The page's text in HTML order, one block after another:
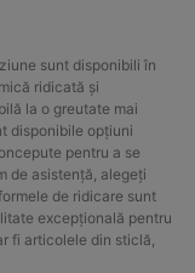
sunt disponibili în
ridicată și
la o greutate mai
disponibile opțiuni
pentru a se
de asistență, alegeți
de ridicare sunt
excepțională pentru
fi articolele din sticlă,